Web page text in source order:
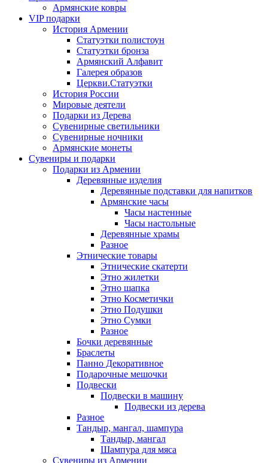
Армянские ковры
VIP подарки
История Армении
Статуэтки полистоун
Статуэтки бронза
Армянский Алфавит
Галерея образов
Церкви.Статуэтки
История России
Мировые деятели
Подарки из Дерева
Сувенирные светильники
Сувенирные ночники
Армянские монеты
Сувениры и подарки
Подарки из Армении
Деревянные изделия
Деревянные подставки для напитков
Армянские часы
Часы настенные
Часы настольные
Деревянные храмы
Разное
Этнические товары
Этнические скатерти
Этно жилетки
Этно шапка
Этно Косметички
Этно Подушки
Этно Сумки
Разное
Бочки деревянные
Браслеты
Панно Декоративное
Подарочные мешочки
Подвески
Подвески в машину
Подвески из дерева
Разное
Тандыр, мангал, шампура
Тандыр, мангал
Шампура для мяса
Сувениры из Армении